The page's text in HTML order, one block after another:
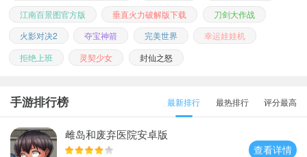
江南百景图官方版
垂直火力破解版下载
刀剑大作战
火影对决2
夺宝神箭 完美世界
幸运娃娃机
拒绝上班
灵契少女 封仙之怒
手游排行榜 最新排行 最热排行 评分最高
雌岛和废弃医院安卓版
查看详情